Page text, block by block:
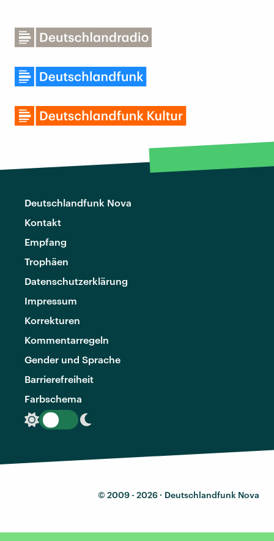
Deutschlandfunk Nova
Kontakt
Empfang
Trophäen
Datenschutzerklärung
Impressum
Korrekturen
Kommentarregeln
Gender und Sprache
Barrierefreiheit
Farbschema
© 2009 - 2026 · Deutschlandfunk Nova